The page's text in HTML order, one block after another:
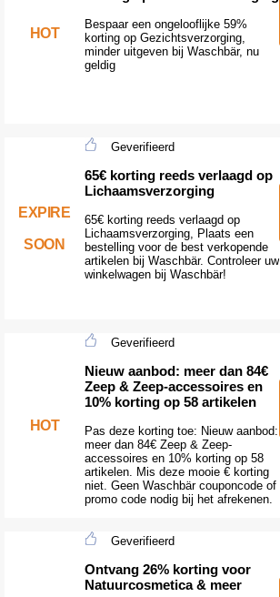
HOT
Bespaar een ongelooflijke 59%
korting op Gezichtsverzorging,
minder uitgeven bij Waschbär, nu
geldig
EXPIRE
SOON
Geverifieerd
65€ korting reeds verlaagd op
Lichaamsverzorging
65€ korting reeds verlaagd op
Lichaamsverzorging, Plaats een
bestelling voor de best verkopende
artikelen bij Waschbär. Controleer uw
winkelwagen bij Waschbär!
HOT
Geverifieerd
Nieuw aanbod: meer dan 84€
Zeep & Zeep-accessoires en
10% korting op 58 artikelen
Pas deze korting toe: Nieuw aanbod:
meer dan 84€ Zeep & Zeep-
accessoires en 10% korting op 58
artikelen. Mis deze mooie € korting
niet. Geen Waschbär couponcode of
promo code nodig bij het afrekenen.
Geverifieerd
Ontvang 26% korting voor
Natuurcosmetica & meer